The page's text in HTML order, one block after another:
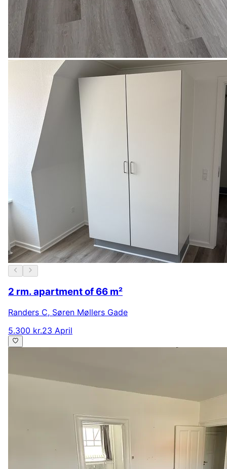
2 rm. apartment of 66 m²
Randers C, Søren Møllers Gade
5.300 kr.23 April